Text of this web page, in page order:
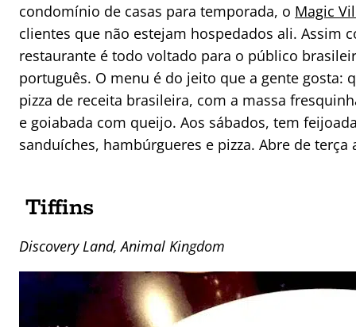
condomínio de casas para temporada, o Magic
clientes que não estejam hospedados ali. Assim
restaurante é todo voltado para o público
português. O menu é do jeito que a gente gosta:
pizza de receita brasileira, com a massa
e goiabada com queijo. Aos sábados, tem
sanduíches, hambúrgueres e pizza. Abre de
Tiffins
Discovery Land, Animal Kingdom